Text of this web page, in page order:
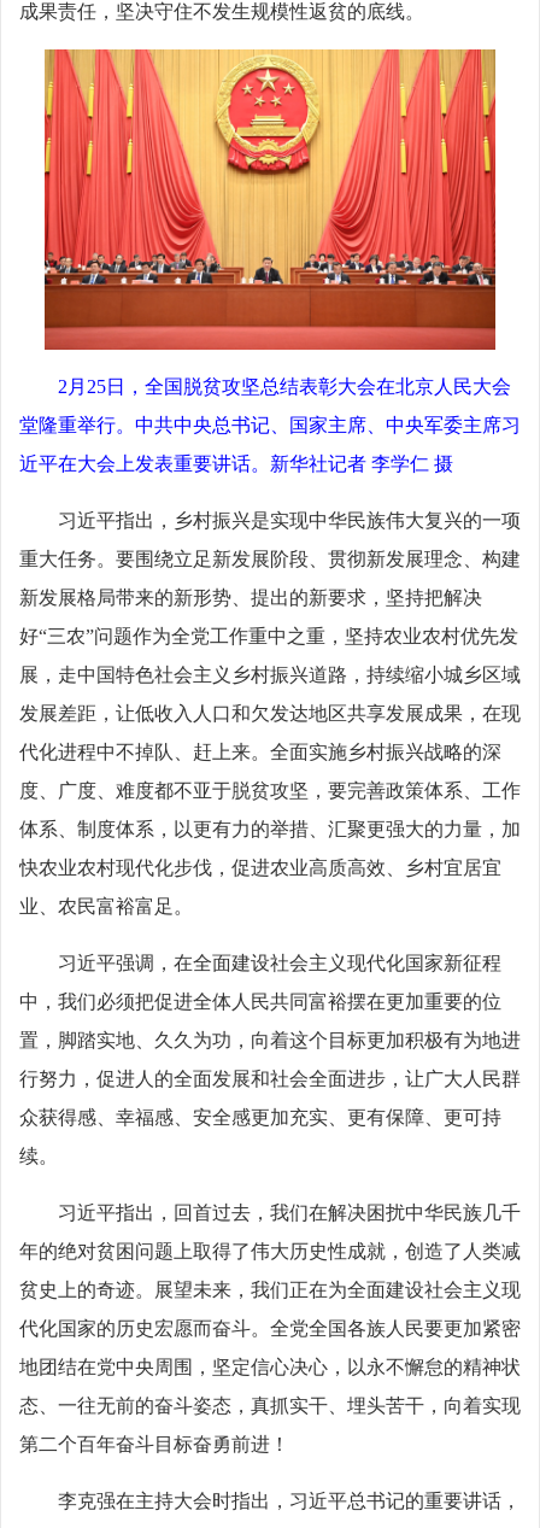
成果责任，坚决守住不发生规模性返贫的底线。
2月25日，全国脱贫攻坚总结表彰大会在北京人民大会
堂隆重举行。中共中央总书记、国家主席、中央军委主席习
近平在大会上发表重要讲话。新华社记者 李学仁 摄
习近平指出，乡村振兴是实现中华民族伟大复兴的一项
重大任务。要围绕立足新发展阶段、贯彻新发展理念、构建
新发展格局带来的新形势、提出的新要求，坚持把解决
好“三农”问题作为全党工作重中之重，坚持农业农村优先发
展，走中国特色社会主义乡村振兴道路，持续缩小城乡区域
发展差距，让低收入人口和欠发达地区共享发展成果，在现
代化进程中不掉队、赶上来。全面实施乡村振兴战略的深
度、广度、难度都不亚于脱贫攻坚，要完善政策体系、工作
体系、制度体系，以更有力的举措、汇聚更强大的力量，加
快农业农村现代化步伐，促进农业高质高效、乡村宜居宜
业、农民富裕富足。
习近平强调，在全面建设社会主义现代化国家新征程
中，我们必须把促进全体人民共同富裕摆在更加重要的位
置，脚踏实地、久久为功，向着这个目标更加积极有为地进
行努力，促进人的全面发展和社会全面进步，让广大人民群
众获得感、幸福感、安全感更加充实、更有保障、更可持
续。
习近平指出，回首过去，我们在解决困扰中华民族几千
年的绝对贫困问题上取得了伟大历史性成就，创造了人类减
贫史上的奇迹。展望未来，我们正在为全面建设社会主义现
代化国家的历史宏愿而奋斗。全党全国各族人民要更加紧密
地团结在党中央周围，坚定信心决心，以永不懈怠的精神状
态、一往无前的奋斗姿态，真抓实干、埋头苦干，向着实现
第二个百年奋斗目标奋勇前进！
李克强在主持大会时指出，习近平总书记的重要讲话，